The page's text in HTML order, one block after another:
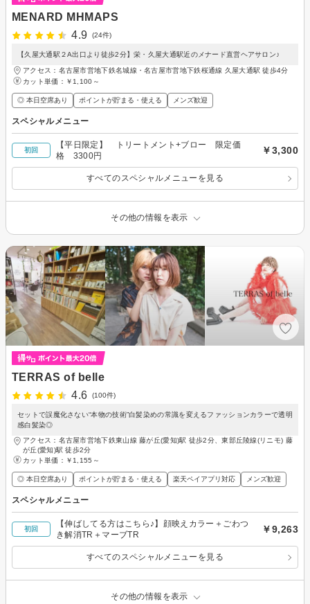
MENARD MHMAPS
4.9
(24件)
【久屋大通駅２A出口より徒歩2分】栄・久屋大通駅近のメナード直営ヘアサロン♪
アクセス：名古屋市営地下鉄名城線・名古屋市営地下鉄桜通線 久屋大通駅 徒歩4分
カット単価： ￥1,100～
◎ 本日空席あり ポイントが貯まる・使える メンズ歓迎
スペシャルメニュー
初回
【平日限定】 トリートメント+ブロー 限定価
格 3300円
￥3,300
すべてのスペシャルメニューを見る
その他の情報を表示
TERRAS of belle
4.6
(100件)
セットで誤魔化さない“本物の技術”白髪染めの常識を変えるファッションカラーで透明
感白髪染◎
アクセス：名古屋市営地下鉄東山線 藤が丘(愛知)駅 徒歩2分、東部丘陵線(リニモ) 藤
が丘(愛知)駅 徒歩2分
カット単価： ￥1,155～
◎ 本日空席あり ポイントが貯まる・使える 楽天ペイアプリ対応 メンズ歓迎
スペシャルメニュー
初回
【伸ばしてる方はこちら♪】顔映えカラー＋ごわつ
き解消TR＋マーブTR
￥9,263
すべてのスペシャルメニューを見る
その他の情報を表示